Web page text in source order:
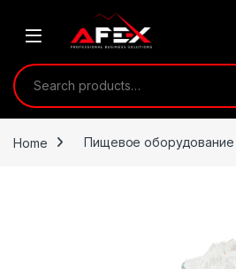
Search for:
Home Пищевое оборудование